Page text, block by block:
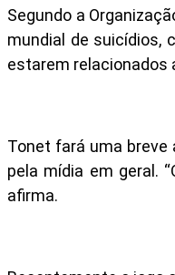
Segundo a
mundial de suicídios,
estarem relacionados
Tonet fará uma
pela mídia em geral.
afirma.